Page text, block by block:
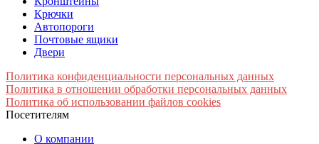
Крючки
Автопороги
Почтовые ящики
Двери
Политика конфиденциальности персональных данных
Политика в отношении обработки персональных данных
Политика об использовании файлов cookies
Посетителям
О компании